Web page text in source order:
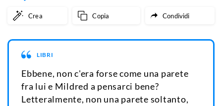
Crea Copia Condividi
LIBRI
Ebbene, non c'era forse come una parete
fra lui e Mildred a pensarci bene?
Letteralmente, non una parete soltanto,